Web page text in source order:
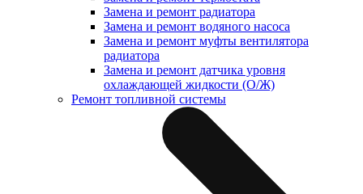
Замена и ремонт радиатора
Замена и ремонт водяного насоса
Замена и ремонт муфты вентилятора
радиатора
Замена и ремонт датчика уровня
охлаждающей жидкости (О/Ж)
Ремонт топливной системы